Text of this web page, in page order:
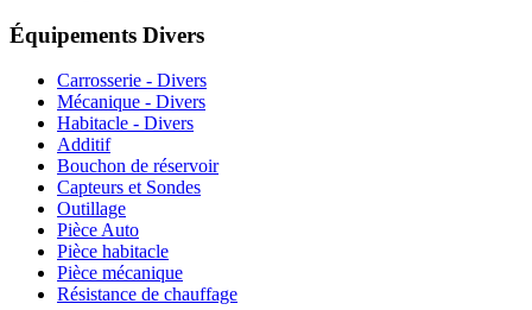
Équipements Divers
Carrosserie - Divers
Mécanique - Divers
Habitacle - Divers
Additif
Bouchon de réservoir
Capteurs et Sondes
Outillage
Pièce Auto
Pièce habitacle
Pièce mécanique
Résistance de chauffage